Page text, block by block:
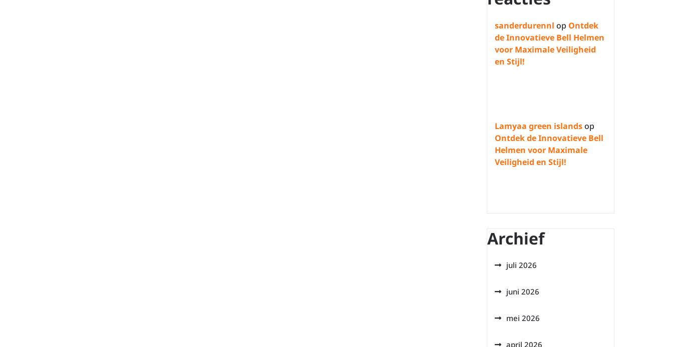
sanderdurennl op Ontdek
de Innovatieve Bell Helmen
voor Maximale Veiligheid
en Stijl!
Lamyaa green islandsop
Ontdek de Innovatieve Bell
Helmen voor Maximale
Veiligheid en Stijl!
Archief
juli 2026
juni 2026
mei 2026
april 2026